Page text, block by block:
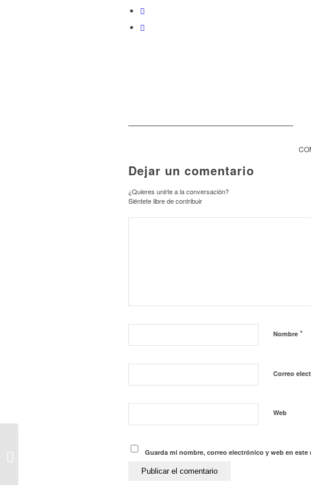
Dejar un comentario
¿Quieres unirte a la conversación?
Siéntete libre de contribuir
Nombre *
Correo
Web
Guarda mi nombre, correo electrónico y web en